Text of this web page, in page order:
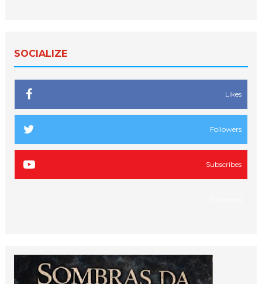
SOCIALIZE
Likes
Followers
Subscribes